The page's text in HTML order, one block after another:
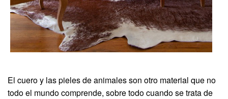
El cuero y las pieles de animales son otro material que no
todo el mundo comprende, sobre todo cuando se trata de